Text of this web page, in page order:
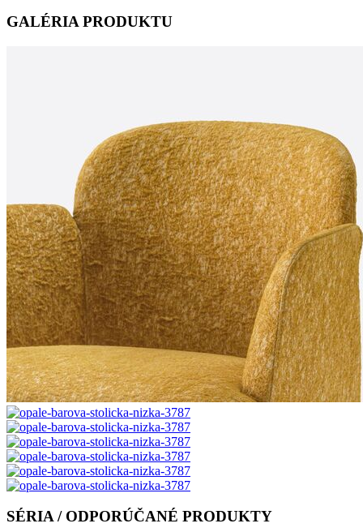
GALÉRIA PRODUKTU
SÉRIA / ODPORÚČANÉ PRODUKTY